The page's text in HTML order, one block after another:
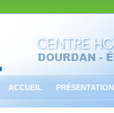
ACCUEIL PRÉSENTATION